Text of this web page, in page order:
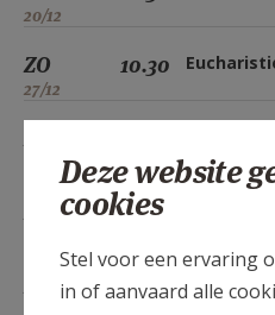
20/12
ZO
27/12
10.30
10.30
10.30
Deze website
cookies
Stel voor een ervaring
in of aanvaard alle